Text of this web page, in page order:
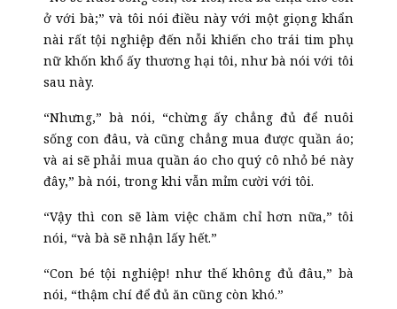
ở với bà;” và tôi nói điều này với một giọng khẩn
nài rất tội nghiệp đến nỗi khiến cho trái tim phụ
nữ khốn khổ ấy thương hại tôi, như bà nói với tôi
sau này.
“Nhưng,” bà nói, “chừng ấy chẳng đủ để nuôi
sống con đâu, và cũng chẳng mua được quần áo;
và ai sẽ phải mua quần áo cho quý cô nhỏ bé này
đây,” bà nói, trong khi vẫn mỉm cười với tôi.
“Vậy thì con sẽ làm việc chăm chỉ hơn nữa,” tôi
nói, “và bà sẽ nhận lấy hết.”
“Con bé tội nghiệp! như thế không đủ đâu,” bà
nói, “thậm chí để đủ ăn cũng còn khó.”